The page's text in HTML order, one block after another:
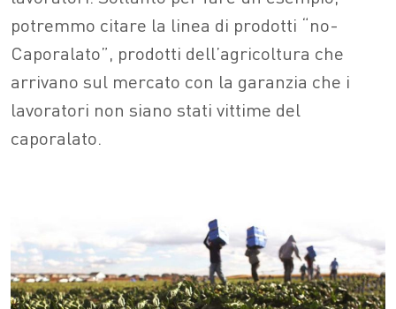
potremmo citare la linea di prodotti “no-
Caporalato”, prodotti dell’agricoltura che
arrivano sul mercato con la garanzia che i
lavoratori non siano stati vittime del
caporalato.